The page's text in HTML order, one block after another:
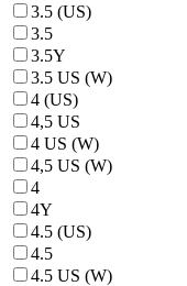
3.5 (US)
3.5
3.5Y
3.5 US (W)
4 (US)
4,5 US
4 US (W)
4,5 US (W)
4
4Y
4.5 (US)
4.5
4.5 US (W)